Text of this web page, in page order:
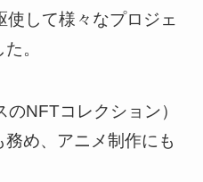
して様々なプロジェ
。
NFTコレクション）
め、アニメ制作にも